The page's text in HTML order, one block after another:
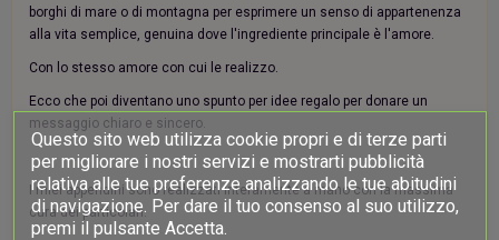
borghi di mare o di montagna per esprimere un senso di appartenenza
alla vita semplice, genuina dove l'ingrediente principale è l'amore.
Con lo stesso amore con cui le realizzo.
Ecco che poi diventano uno spunto per idee regalo per donare un
messaggio chiaro e sincero.
I miei appendini sono realizzati interamente a mano con la massima
cura dei particolari.
Questo sito web utilizza cookie propri e di terze parti
per migliorare i nostri servizi e mostrarti pubblicità
relativa alle tue preferenze analizzando le tue abitudini
di navigazione. Per dare il tuo consenso al suo utilizzo,
premi il pulsante Accetta.